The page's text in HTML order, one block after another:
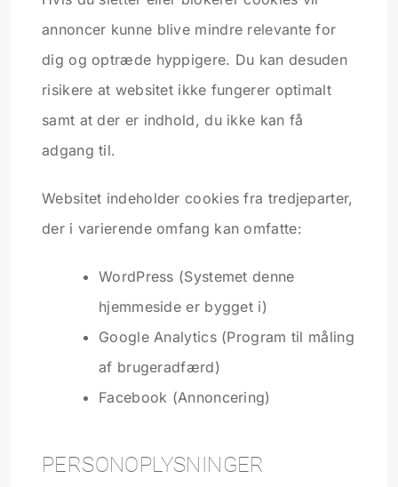
annoncer kunne blive mindre relevante for
dig og optræde hyppigere. Du kan desuden
risikere at websitet ikke fungerer optimalt
samt at der er indhold, du ikke kan få
adgang til.
Websitet indeholder cookies fra tredjeparter,
der i varierende omfang kan omfatte:
WordPress (Systemet denne
hjemmeside er bygget i)
Google Analytics (Program til måling
af brugeradfærd)
Facebook (Annoncering)
PERSONOPLYSNINGER